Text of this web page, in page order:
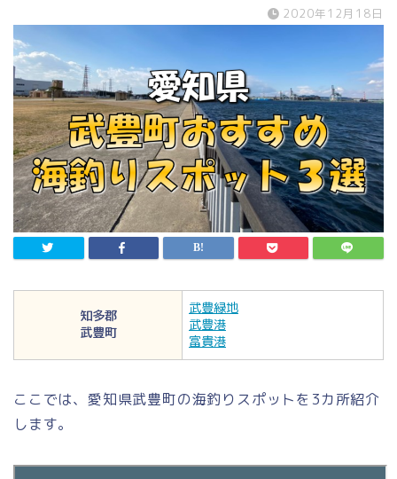
2020年12月18日
知多郡
武豊町
武豊緑地
武豊港
富貴港
ここでは、愛知県武豊町の海釣りスポットを3カ所紹介
します。